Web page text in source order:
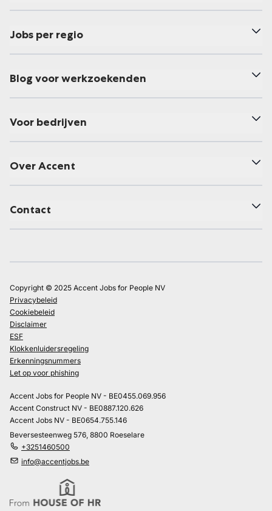
Jobs per regio
Blog voor werkzoekenden
Voor bedrijven
Over Accent
Contact
Copyright © 2025 Accent Jobs for People NV
Privacybeleid
Cookiebeleid
Disclaimer
ESF
Klokkenluidersregeling
Erkenningsnummers
Let op voor phishing
Accent Jobs for People NV - BE0455.069.956
Accent Construct NV - BE0887.120.626
Accent Jobs NV - BE0654.755.146
Beversesteenweg 576, 8800 Roeselare
+3251460500
info@accentjobs.be